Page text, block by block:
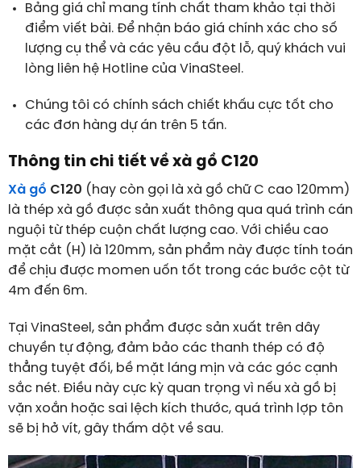
Bảng giá chỉ mang tính chất tham khảo tại thời
điểm viết bài. Để nhận báo giá chính xác cho số
lượng cụ thể và các yêu cầu đột lỗ, quý khách vui
lòng liên hệ Hotline của VinaSteel.
Chúng tôi có chính sách chiết khấu cực tốt cho
các đơn hàng dự án trên 5 tấn.
Thông tin chi tiết về xà gồ C120
Xà gồ C120 (hay còn gọi là xà gồ chữ C cao 120mm)
là thép xà gồ được sản xuất thông qua quá trình cán
nguội từ thép cuộn chất lượng cao. Với chiều cao
mặt cắt (H) là 120mm, sản phẩm này được tính toán
để chịu được momen uốn tốt trong các bước cột từ
4m đến 6m.
Tại VinaSteel, sản phẩm được sản xuất trên dây
chuyền tự động, đảm bảo các thanh thép có độ
thẳng tuyệt đối, bề mặt láng mịn và các góc cạnh
sắc nét. Điều này cực kỳ quan trọng vì nếu xà gồ bị
vặn xoắn hoặc sai lệch kích thước, quá trình lợp tôn
sẽ bị hở vít, gây thấm dột về sau.